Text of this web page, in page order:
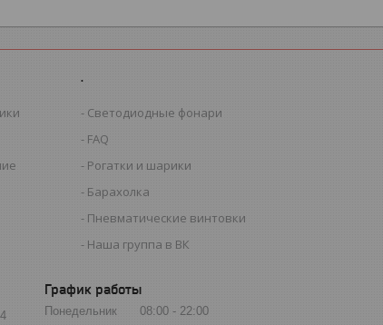
.
Светодиодные фонари
FAQ
Рогатки и шарики
Барахолка
Пневматические винтовки
Наша группа в ВК
График работы
Понедельник 08:00
22:00